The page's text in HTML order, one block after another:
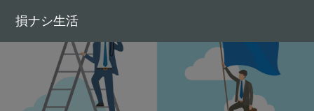
損ナシ生活